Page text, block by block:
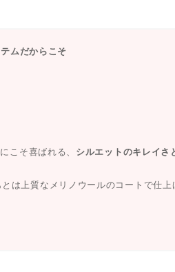
ムだからこそ
こそ喜ばれる、 シルエットのキレイさ
は上質なメリノウールのコートで仕上